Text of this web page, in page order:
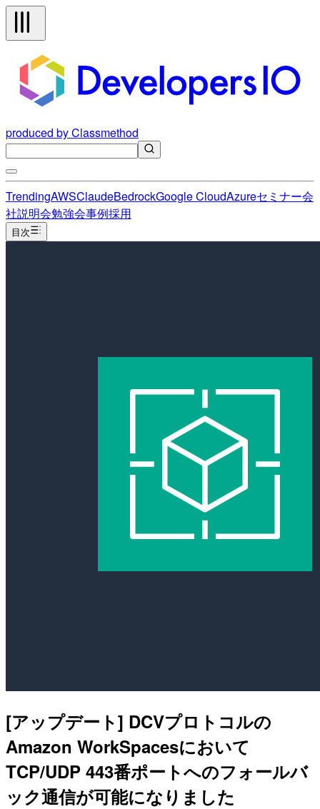
produced by Classmethod
TrendingAWSClaudeBedrockGoogle CloudAzureセミナー会
社説明会勉強会事例採用
目次
[アップデート] DCVプロトコルの
Amazon WorkSpacesにおいて
TCP/UDP 443番ポートへのフォールバ
ック通信が可能になりました